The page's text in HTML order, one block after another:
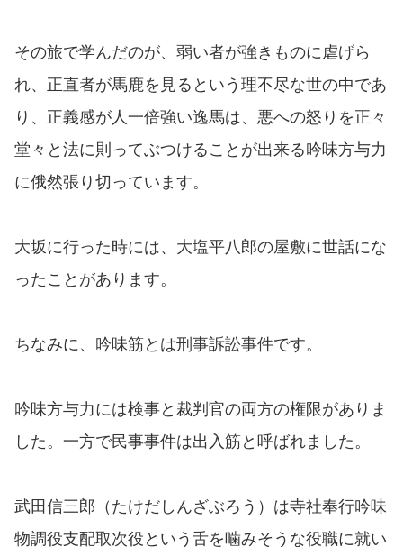
その旅で学んだのが、弱い者が強きものに虐げら
れ、正直者が馬鹿を見るという理不尽な世の中であ
り、正義感が人一倍強い逸馬は、悪への怒りを正々
堂々と法に則ってぶつけることが出来る吟味方与力
に俄然張り切っています。
大坂に行った時には、大塩平八郎の屋敷に世話にな
ったことがあります。
ちなみに、吟味筋とは刑事訴訟事件です。
吟味方与力には検事と裁判官の両方の権限がありま
した。一方で民事事件は出入筋と呼ばれました。
武田信三郎（たけだしんざぶろう）は寺社奉行吟味
物調役支配取次役という舌を噛みそうな役職に就い